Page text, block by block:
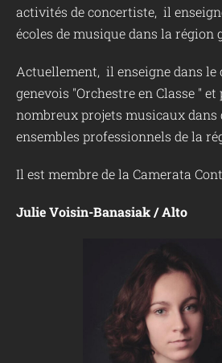
activités de concertiste, il
écoles de musique dans la région
Actuellement, il enseigne dans le
genevois "Orchestre en Classe "
nombreux projets musicaux dans
ensembles professionnels de la
Il est membre de la Camerata
Julie Voisin-Banasiak / Alto